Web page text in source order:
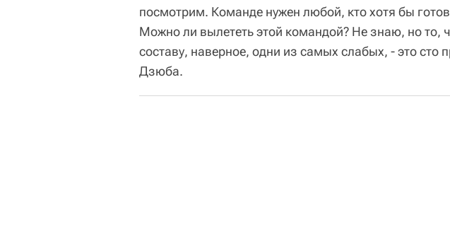
посмотрим. Команде нужен любой, кто хотя бы
Можно ли вылететь этой командой? Не знаю, но то,
составу, наверное, одни из самых слабых, - это сто
Дзюба.